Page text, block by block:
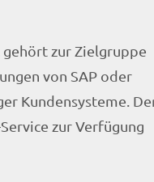
zur Zielgruppe
von SAP oder
Kundensysteme.
zur Verfügung